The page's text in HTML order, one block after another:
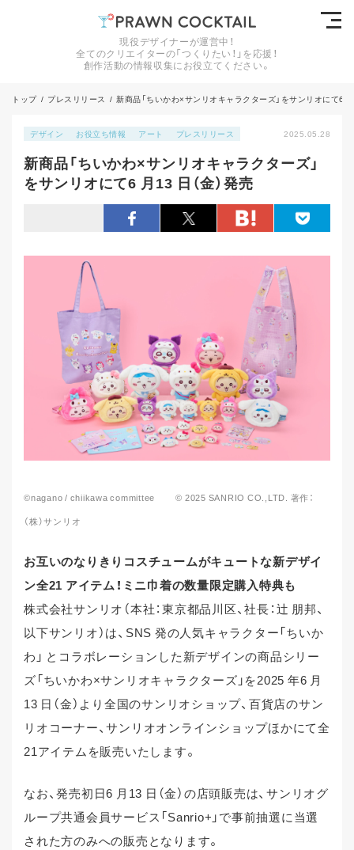
現役デザイナーが運営中！
全てのクリエイターの「つくりたい！」を応援！
創作活動の情報収集にお役立てください。
トップ / プレスリリース / 新商品「ちいかわ×サンリオキャラクターズ」をサンリオにて6 月
デザイン お役立ち情報 アート プレスリリース 2025.05.28
新商品「ちいかわ×サンリオキャラクターズ」
をサンリオにて6 月13 日（金）発売
©nagano / chiikawa committee © 2025 SANRIO CO.,LTD. 著作：
（株）サンリオ
お互いのなりきりコスチュームがキュートな新デザイ
ン全21 アイテム！ミニ巾着の数量限定購入特典も
株式会社サンリオ（本社：東京都品川区、社長：辻󠄀 朋邦、
以下サンリオ）は、SNS 発の人気キャラクター「ちいか
わ」 とコラボレーションした新デザインの商品シリー
ズ「ちいかわ×サンリオキャラクターズ」を2025 年6 月
13 日（金）より全国のサンリオショップ、百貨店のサン
リオコーナー、サンリオオンラインショップほかにて全
21アイテムを販売いたします。
なお、発売初日6 月13 日（金）の店頭販売は、サンリオグ
ループ共通会員サービス「Sanrio+」で事前抽選に当選
された方のみへの販売となります。